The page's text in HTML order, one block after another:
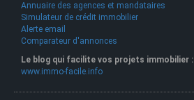
Annuaire des agences et mandataires
Simulateur de crédit immobilier
Alerte email
Comparateur d'annonces
Le blog qui facilite vos projets immobilier :
www.immo-facile.info